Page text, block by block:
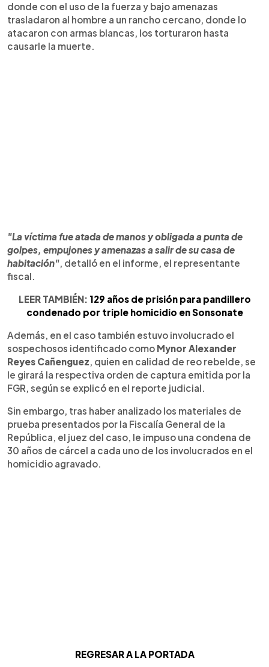
donde con el uso de la fuerza y bajo amenazas
trasladaron al hombre a un rancho cercano, donde lo
atacaron con armas blancas, los torturaron hasta
causarle la muerte.
"La víctima fue atada de manos y obligada a punta de
golpes, empujones y amenazas a salir de su casa de
habitación", detalló en el informe, el representante
fiscal.
LEER TAMBIÉN: 129 años de prisión para pandillero
condenado por triple homicidio en Sonsonate
Además, en el caso también estuvo involucrado el
sospechosos identificado como Mynor Alexander
Reyes Cañenguez, quien en calidad de reo rebelde, se
le girará la respectiva orden de captura emitida por la
FGR, según se explicó en el reporte judicial.
Sin embargo, tras haber analizado los materiales de
prueba presentados por la Fiscalía General de la
República, el juez del caso, le impuso una condena de
30 años de cárcel a cada uno de los involucrados en el
homicidio agravado.
REGRESAR A LA PORTADA